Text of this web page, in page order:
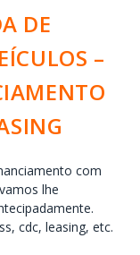
DE
–
com
lhe
cdc, leasing, etc.